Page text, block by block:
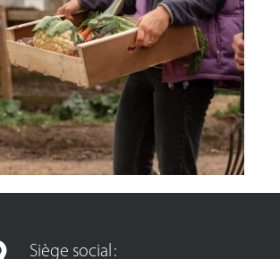
Siège social :